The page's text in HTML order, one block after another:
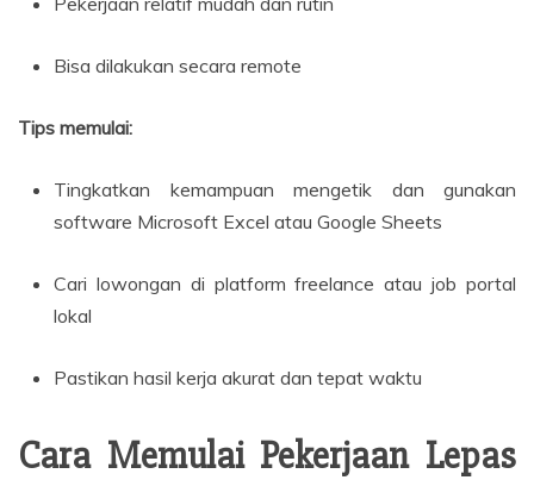
Bisa dilakukan secara remote
Tips memulai:
Tingkatkan kemampuan mengetik dan gunakan
software Microsoft Excel atau Google Sheets
Cari lowongan di platform freelance atau job portal
lokal
Pastikan hasil kerja akurat dan tepat waktu
Cara Memulai Pekerjaan Lepas